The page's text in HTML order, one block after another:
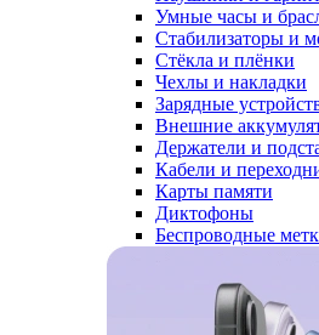
Умные часы и
Стабилизаторы и
Стёкла и плёнки
Чехлы и накладки
Зарядные
Внешние
Держатели и
Кабели и
Карты памяти
Диктофоны
Беспроводные